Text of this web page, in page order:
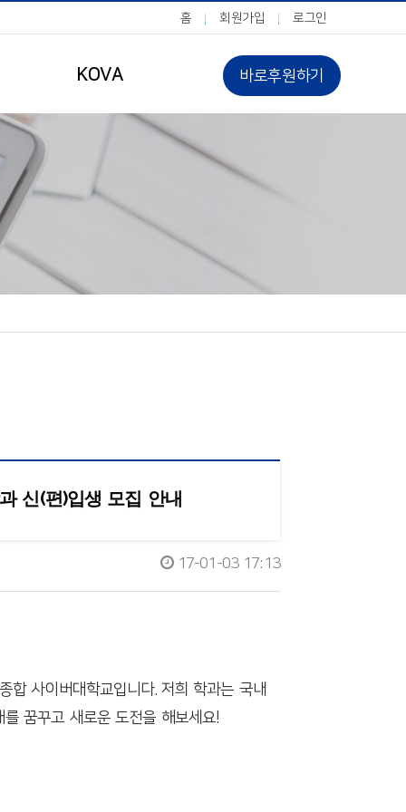
홈 회원가입 로그인
바로후원하기
KOVA
신(편)입생 모집 안내
17-01-03 17:13
합 사이버대학교입니다. 저희 학과는 국내
꿈꾸고 새로운 도전을 해보세요!